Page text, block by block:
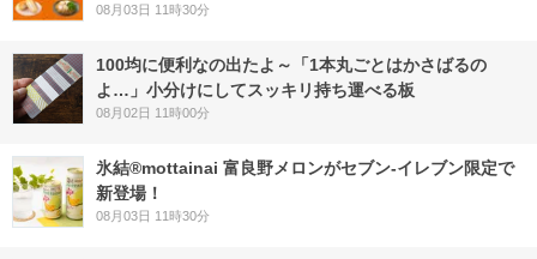
08月03日 11時30分
100均に便利なの出たよ～「1本丸ごとはかさばるの
よ…」小分けにしてスッキリ持ち運べる板
08月02日 11時00分
氷結®mottainai 富良野メロンがセブン‐イレブン限定で
新登場！
08月03日 11時30分